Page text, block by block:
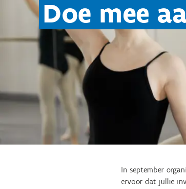
Doe mee
In september
ervoor dat jullie